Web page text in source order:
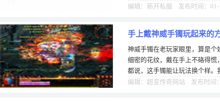
喝了战酒按照提示交够数量的材
编辑：新开私服 发布时间：01-
手上戴神威手镯玩起来的
神威手镯在老玩家眼里，算是
细密的花纹，戴在手上不硌得
都说，这手镯能让玩法换个样
一个月。拿到手那天，兴冲冲去
编辑：超变传奇网站 发布时间